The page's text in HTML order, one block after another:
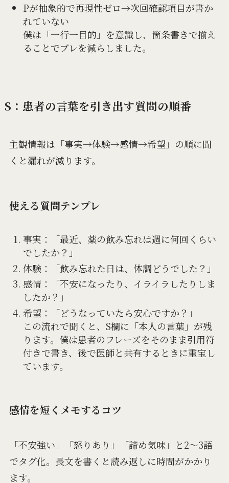
Pが抽象的で再現性ゼロ→次回確認項目が書か
れていない
僕は「一行一目的」を意識し、箇条書きで揃え
ることでブレを減らしました。
S：患者の言葉を引き出す質問の順番
主観情報は「事実→体験→感情→希望」の順に聞
くと漏れが減ります。
使える質問テンプレ
事実：「最近、薬の飲み忘れは週に何回くらい
でしたか？」
体験：「飲み忘れた日は、体調どうでした？」
感情：「不安になったり、イライラしたりしま
したか？」
希望：「どうなっていたら安心ですか？」
この流れで聞くと、S欄に「本人の言葉」が残
ります。僕は患者のフレーズをそのまま引用符
付きで書き、後で医師と共有するときに重宝し
ています。
感情を短くメモするコツ
「不安強い」「怒りあり」「諦め気味」と2〜3語
でタグ化。長文を書くと読み返しに時間がかかり
ます。